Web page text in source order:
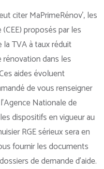
citer MaPrimeRénov’, les
(CEE) proposés par les
la TVA à taux réduit
rénovation dans les
aides évoluent
de vous renseigner
Nationale de
dispositifs en vigueur au
RGE sérieux sera en
fournir les documents
de demande d’aide.